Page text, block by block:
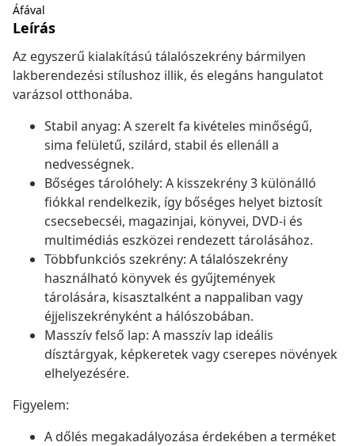
Áfával
Leírás
Az egyszerű kialakítású tálalószekrény bármilyen
lakberendezési stílushoz illik, és elegáns hangulatot
varázsol otthonába.
Stabil anyag: A szerelt fa kivételes minőségű,
sima felületű, szilárd, stabil és ellenáll a
nedvességnek.
Bőséges tárolóhely: A kisszekrény 3 különálló
fiókkal rendelkezik, így bőséges helyet biztosít
csecsebecséi, magazinjai, könyvei, DVD-i és
multimédiás eszközei rendezett tárolásához.
Többfunkciós szekrény: A tálalószekrény
használható könyvek és gyűjtemények
tárolására, kisasztalként a nappaliban vagy
éjjeliszekrényként a hálószobában.
Masszív felső lap: A masszív lap ideális
dísztárgyak, képkeretek vagy cserepes növények
elhelyezésére.
Figyelem:
A dőlés megakadályozása érdekében a terméket